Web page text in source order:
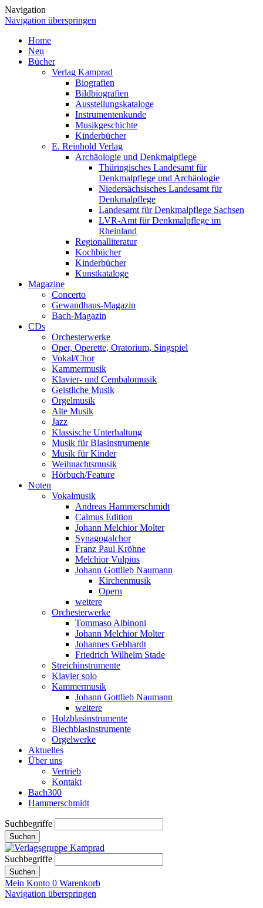
Navigation
Navigation überspringen
Home
Neu
Bücher
Verlag Kamprad
Biografien
Bildbiografien
Ausstellungskataloge
Instrumentenkunde
Musikgeschichte
Kinderbücher
E. Reinhold Verlag
Archäologie und Denkmalpflege
Thüringisches Landesamt für
Denkmalpflege und Archäologie
Niedersächsisches Landesamt für
Denkmalpflege
Landesamt für Denkmalpflege Sachsen
LVR-Amt für Denkmalpflege im
Rheinland
Regionalliteratur
Kochbücher
Kinderbücher
Kunstkataloge
Magazine
Concerto
Gewandhaus-Magazin
Bach-Magazin
CDs
Orchesterwerke
Oper, Operette, Oratorium, Singspiel
Vokal/Chor
Kammermusik
Klavier- und Cembalomusik
Geistliche Musik
Orgelmusik
Alte Musik
Jazz
Klassische Unterhaltung
Musik für Blasinstrumente
Musik für Kinder
Weihnachtsmusik
Hörbuch/Feature
Noten
Vokalmusik
Andreas Hammerschmidt
Calmus Edition
Johann Melchior Molter
Synagogalchor
Franz Paul Kröhne
Melchior Vulpius
Johann Gottlieb Naumann
Kirchenmusik
Opern
weitere
Orchesterwerke
Tommaso Albinoni
Johann Melchior Molter
Johannes Gebhardt
Friedrich Wilhelm Stade
Streichinstrumente
Klavier solo
Kammermusik
Johann Gottlieb Naumann
weitere
Holzblasinstrumente
Blechblasinstrumente
Orgelwerke
Aktuelles
Über uns
Vertrieb
Kontakt
Bach300
Hammerschmidt
Suchbegriffe
Suchen
Suchbegriffe
Suchen
Mein Konto 0 Warenkorb
Navigation überspringen